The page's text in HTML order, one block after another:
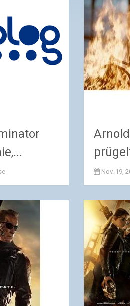
Nov. 19,